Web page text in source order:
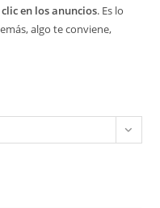
en los anuncios. Es lo
algo te conviene,